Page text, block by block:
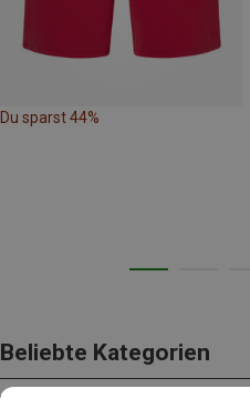
Du sparst 44%
Beliebte Kategorien